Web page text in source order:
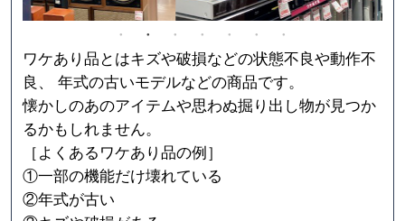
ワケあり品とはキズや破損などの状態不良や動作不
良、 年式の古いモデルなどの商品です。
懐かしのあのアイテムや思わぬ掘り出し物が見つか
るかもしれません。
［よくあるワケあり品の例］
①一部の機能だけ壊れている
②年式が古い